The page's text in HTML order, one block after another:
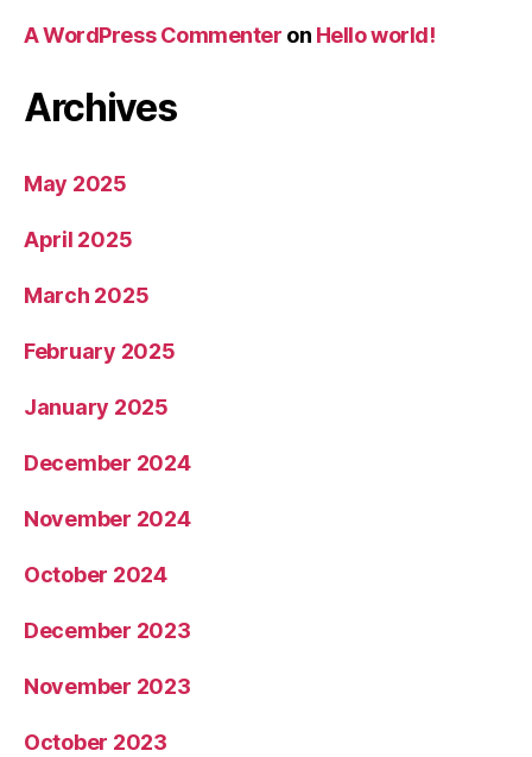
A WordPress Commenter on Hello world!
Archives
May 2025
April 2025
March 2025
February 2025
January 2025
December 2024
November 2024
October 2024
December 2023
November 2023
October 2023